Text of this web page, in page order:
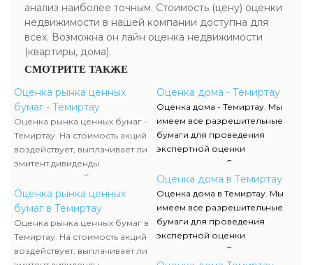
анализ наиболее точным. Стоимость (цену) оценки
недвижимости в нашей компании доступна для
всех. Возможна он лайн оценка недвижимости
(квартиры, дома).
СМОТРИТЕ ТАКЖЕ
Оценка рынка ценных
бумаг - Темиртау
Оценка рынка ценных бумаг -
Темиртау. На стоимость акций
воздействует, выплачивает ли
эмитент дивиденды
акционерам либо проценты по
облигациям, какой размер
данных выплат. Определение
прибыльности акций считается
составляющей рыночной
стоимости и используется
оценщиком наряду с оценкой
Оценка рынка ценных
бумаг в Темиртау
Оценка рынка ценных бумаг в
Темиртау. На стоимость акций
воздействует, выплачивает ли
Оценка дома - Темиртау
Оценка дома - Темиртау. Мы
имеем все разрешительные
бумаги для проведения
экспертной оценки
недвижимости. Список данных
документов, их отображение и
сканы можно отыскать в
разделе нашего сайта.
Оценка дома в Темиртау
Оценка дома в Темиртау. Мы
имеем все разрешительные
бумаги для проведения
экспертной оценки
недвижимости. Список данных